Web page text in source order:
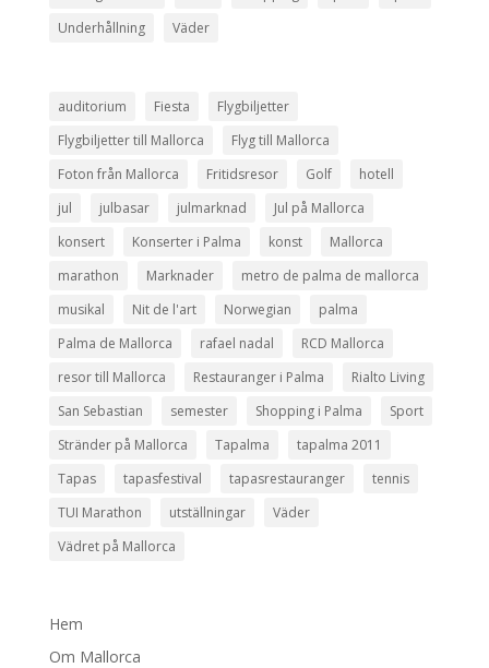
Underhållning
Väder
auditorium Fiesta
Flygbiljetter
Flygbiljetter till Mallorca
Flyg till Mallorca
Foton från Mallorca
Fritidsresor Golf
hotell
jul
julbasar julmarknad
Jul på Mallorca
konsert
Konserter i Palma konst
Mallorca
marathon
Marknader
metro de palma de mallorca
musikal
Nit de l'art Norwegian
palma
Palma de Mallorca
rafael nadal
RCD Mallorca
resor till Mallorca
Restauranger i Palma
Rialto Living
San Sebastian
semester Shopping i Palma
Sport
Stränder på Mallorca
Tapalma
tapalma 2011
Tapas
tapasfestival tapasrestauranger
tennis
TUI Marathon
utställningar
Väder
Vädret på Mallorca
Hem
Om Mallorca